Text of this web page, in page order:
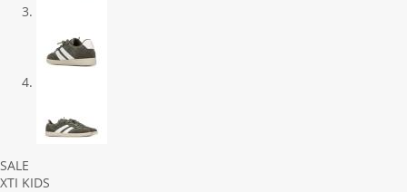
Previous
Next
SALE
XTI KIDS